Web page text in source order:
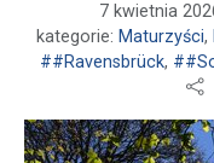
7 kwietnia
kategorie: Maturzyści,
##Ravensbrück,